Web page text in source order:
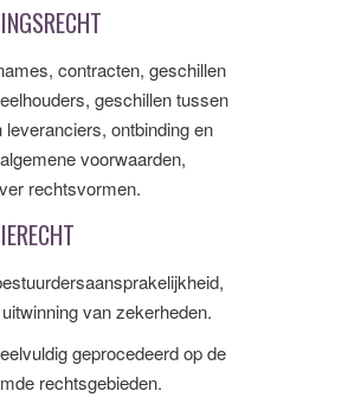
contracten, geschillen
geschillen tussen
ontbinding en
voorwaarden,
rechtsvormen.
van zekerheden.
geprocedeerd op de
rechtsgebieden.